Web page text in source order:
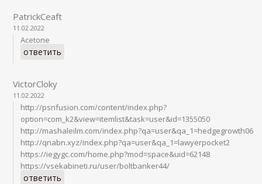
PatrickCeaft
11.02.2022
Acetone
ответить
VictorCloky
11.02.2022
http://psnfusion.com/content/index.php?
option=com_k2&view=itemlist&task=user&id=1355050
http://mashaleilm.com/index.php?qa=user&qa_1=hedgegrowth06
http://qnabn.xyz/index.php?qa=user&qa_1=lawyerpocket2
https://iegygc.com/home.php?mod=space&uid=62148
https://vsekabineti.ru/user/boltbanker44/
ответить